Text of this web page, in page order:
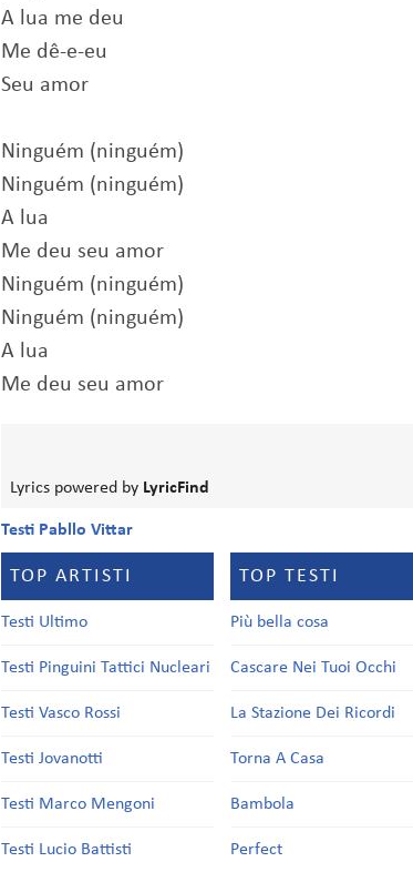
A lua me deu
Me dê-e-eu
Seu amor
Ninguém (ninguém)
Ninguém (ninguém)
A lua
Me deu seu amor
Ninguém (ninguém)
Ninguém (ninguém)
A lua
Me deu seu amor
Lyrics powered by LyricFind
Testi Pabllo Vittar
TOP ARTISTI
Testi Ultimo
Testi Pinguini Tattici Nucleari
Testi Vasco Rossi
Testi Jovanotti
Testi Marco Mengoni
Testi Lucio Battisti
TOP TESTI
Più bella cosa
Cascare Nei Tuoi Occhi
La Stazione Dei Ricordi
Torna A Casa
Bambola
Perfect